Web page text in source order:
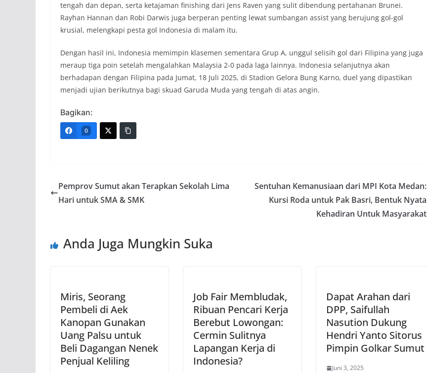
tengah dan depan, serta ketajaman finishing dari Jens Raven yang sulit dibendung pertahanan Brunei.
Rayhan Hannan dan Robi Darwis juga berperan penting lewat sumbangan assist yang berujung gol-gol
krusial, melengkapi pesta gol Indonesia di malam itu.
Dengan hasil ini, Indonesia memimpin klasemen sementara Grup A, unggul selisih gol dari Filipina yang juga
meraup tiga poin setelah mengalahkan Malaysia 2-0 pada laga lainnya. Indonesia selanjutnya akan
berhadapan dengan Filipina pada Jumat, 18 Juli 2025, di Stadion Gelora Bung Karno, duel yang dipastikan
menjadi ujian berikutnya bagi skuad Garuda Muda yang tengah di atas angin.
Bagikan:
0
Pemprov Sumut akan Terapkan Sekolah Lima
Hari untuk SMA & SMK
Sentuhan Kemanusiaan dari MPI Kota Medan:
Kursi Roda untuk Pak Basri, Bentuk Nyata
Kehadiran Untuk Masyarakat
Anda Juga Mungkin Suka
Miris, Seorang
Pembeli di Aek
Kanopan Gunakan
Uang Palsu untuk
Beli Dagangan Nenek
Penjual Keliling
Job Fair Membludak,
Ribuan Pencari Kerja
Berebut Lowongan:
Cermin Sulitnya
Lapangan Kerja di
Indonesia?
Dapat Arahan dari
DPP, Saifullah
Nasution Dukung
Hendri Yanto Sitorus
Pimpin Golkar Sumut
Juni 3, 2025